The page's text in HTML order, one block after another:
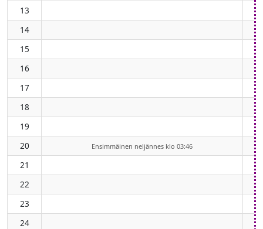
13
14
15
16
17
18
19
20
Ensimmäinen neljännes klo 03:46
21
22
23
24